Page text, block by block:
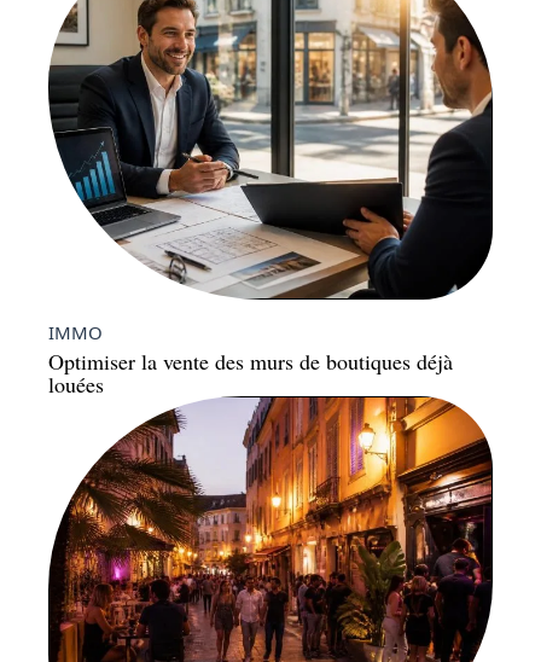
IMMO
Optimiser la vente des murs de boutiques déjà
louées